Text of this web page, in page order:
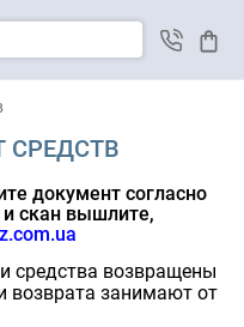
СРЕДСТВ
документ согласно
скан вышлите,
средства возвращены
возврата занимают от